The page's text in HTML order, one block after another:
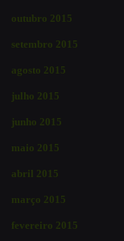
outubro 2015
setembro 2015
agosto 2015
julho 2015
junho 2015
maio 2015
abril 2015
março 2015
fevereiro 2015